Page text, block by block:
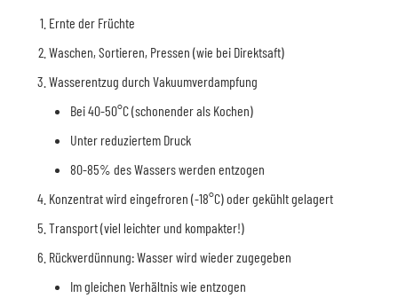
Ernte der Früchte
Waschen, Sortieren, Pressen (wie bei Direktsaft)
Wasserentzug durch Vakuumverdampfung
Bei 40-50°C (schonender als Kochen)
Unter reduziertem Druck
80-85% des Wassers werden entzogen
Konzentrat wird eingefroren (-18°C) oder gekühlt gelagert
Transport (viel leichter und kompakter!)
Rückverdünnung: Wasser wird wieder zugegeben
Im gleichen Verhältnis wie entzogen